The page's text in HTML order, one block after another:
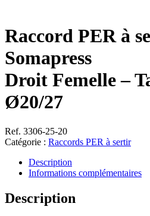
Raccord PER à
Somapress
Droit Femelle –
Ø20/27
Ref. 3306-25-20
Catégorie : Raccords PER à sertir
Description
Informations complémentaires
Description